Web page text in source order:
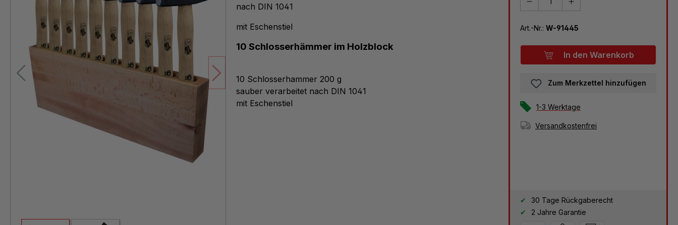
Art.-Nr.: W-91445
In den Warenkorb
Zum Merkzettel hinzufügen
1-3 Werktage
Versandkostenfrei
30 Tage Rückgaberecht
2 Jahre Garantie
nach DIN 1041
mit Eschenstiel
10 Schlosserhämmer im Holzblock
10 Schlosserhammer 200 g
sauber verarbeitet nach DIN 1041
mit Eschenstiel